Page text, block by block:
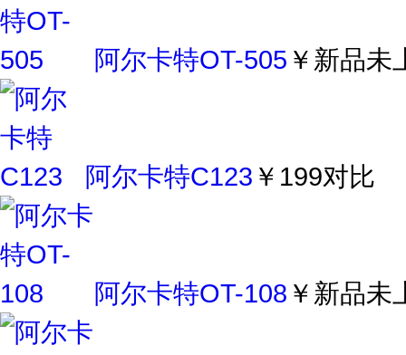
阿尔卡特OT-505 ￥新品未
阿尔卡特C123 ￥199对比
阿尔卡特OT-108 ￥新品未